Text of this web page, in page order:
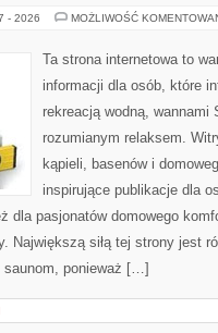
- 2026 MOŻLIWOŚĆ
Ta strona internetowa to
informacji dla osób, które
rekreacją wodną, wannami
rozumianym relaksem.
kąpieli, basenów i
inspirujące publikacje dla
dla pasjonatów domowego
Największą siłą tej strony jest
saunom, ponieważ […]